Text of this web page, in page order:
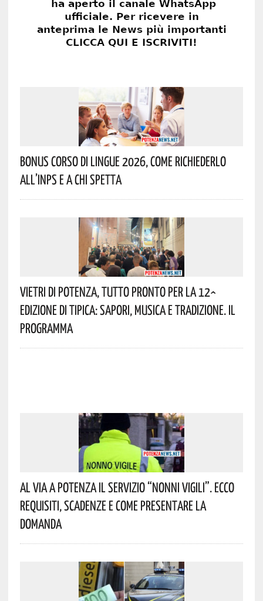
Bonus Corso Di Lingue 2026, Come Richiederlo
All’INPS E A Chi Spetta
Vietri Di Potenza, Tutto Pronto Per La 12^
Edizione Di Tipica: Sapori, Musica E Tradizione. Il
Programma
Al Via A Potenza Il Servizio “Nonni Vigili”. Ecco
Requisiti, Scadenze E Come Presentare La
Domanda